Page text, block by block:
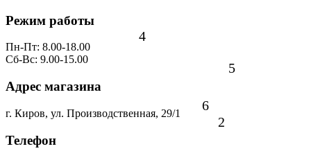
Режим работы
Пн-Пт: 8.00-18.00
Сб-Вс: 9.00-15.00
Адрес магазина
г. Киров, ул. Производственная, 29/1
Телефон
2
4
5
6